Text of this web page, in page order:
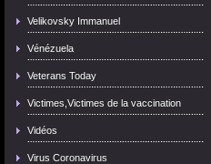
Velikovsky Immanuel
Vénézuela
Veterans Today
Victimes,Victimes de la vaccination
Vidéos
Virus Coronavirus